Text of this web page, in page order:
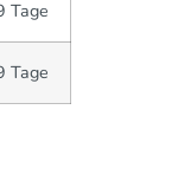
Tage
Tage